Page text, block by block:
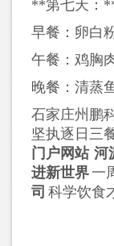
**第七天：
早餐：卵白
午餐：鸡胸
晚餐：清蒸
石家庄州鹏
坚执逐日三
门户网站 河
进新世界 一
司 科学饮食